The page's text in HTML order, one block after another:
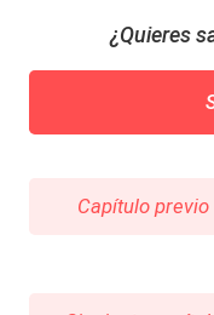
¿Quieres
Capítulo previo